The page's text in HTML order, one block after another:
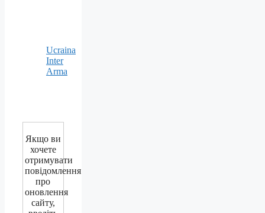
Ucraina
Inter
Arma
Якщо ви
хочете
отримувати
повідомлення
про
оновлення
сайту,